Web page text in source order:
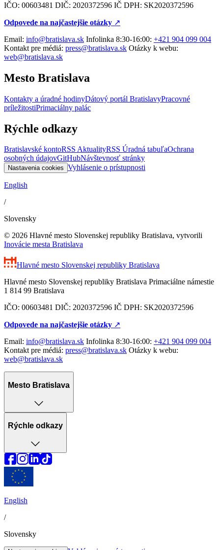
IČO: 00603481 DIČ: 2020372596 IČ DPH: SK2020372596
Odpovede na najčastejšie otázky ↗︎
Email: info@bratislava.sk Infolinka 8:30-16:00: +421 904 099 004
Kontakt pre médiá: press@bratislava.sk Otázky k webu:
web@bratislava.sk
Mesto Bratislava
Kontakty a úradné hodinyDátový portál BratislavyPracovné
príležitostiPrimaciálny palác
Rýchle odkazy
Bratislavské kontoRSS AktualityRSS Úradná tabuľaOchrana
osobných údajovGitHubNávštevnosť stránky
Nastavenia cookies Vyhlásenie o prístupnosti
English
/
Slovensky
© 2026 Hlavné mesto Slovenskej republiky Bratislava, vytvorili
Inovácie mesta Bratislava
Hlavné mesto Slovenskej republiky Bratislava
Hlavné mesto Slovenskej republiky Bratislava Primaciálne námestie
1 814 99 Bratislava
IČO: 00603481 DIČ: 2020372596 IČ DPH: SK2020372596
Odpovede na najčastejšie otázky ↗︎
Email: info@bratislava.sk Infolinka 8:30-16:00: +421 904 099 004
Kontakt pre médiá: press@bratislava.sk Otázky k webu:
web@bratislava.sk
Mesto Bratislava
Rýchle odkazy
English
/
Slovensky